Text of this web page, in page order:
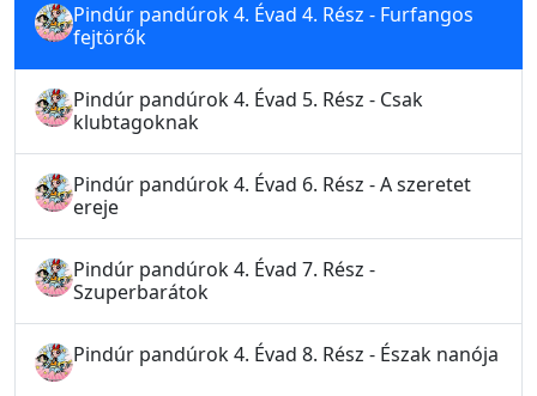
Pindúr pandúrok 4. Évad 4. Rész - Furfangos
fejtörők
Pindúr pandúrok 4. Évad 5. Rész - Csak
klubtagoknak
Pindúr pandúrok 4. Évad 6. Rész - A szeretet
ereje
Pindúr pandúrok 4. Évad 7. Rész -
Szuperbarátok
Pindúr pandúrok 4. Évad 8. Rész - Észak nanója